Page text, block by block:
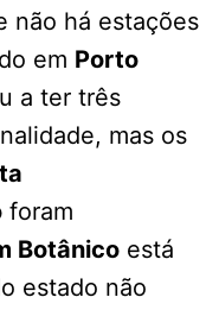
não há estações
em Porto
a ter três
mas os
foram
Botânico está
estado não